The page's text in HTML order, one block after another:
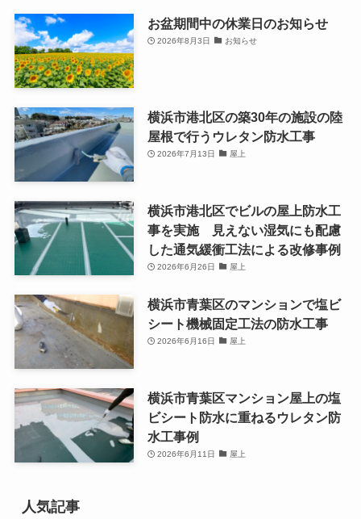
お盆期間中の休業日のお知らせ
2026年8月3日 お知らせ
横浜市港北区の築30年の施設の陸
屋根で行うウレタン防水工事
2026年7月13日 屋上
横浜市港北区でビルの屋上防水工
事を実施 見えない湿気にも配慮
した通気緩衝工法による改修事例
2026年6月26日 屋上
横浜市青葉区のマンションで塩ビ
シート機械固定工法の防水工事
2026年6月16日 屋上
横浜市青葉区マンション屋上の塩
ビシート防水に重ねるウレタン防
水工事例
2026年6月11日 屋上
人気記事